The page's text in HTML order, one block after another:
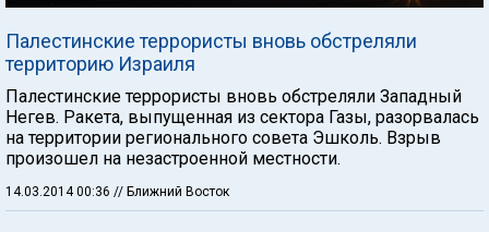
Палестинские террористы вновь обстреляли
территорию Израиля
Палестинские террористы вновь обстреляли Западный
Негев. Ракета, выпущенная из сектора Газы, разорвалась
на территории регионального совета Эшколь. Взрыв
произошел на незастроенной местности.
14.03.2014 00:36 // Ближний Восток